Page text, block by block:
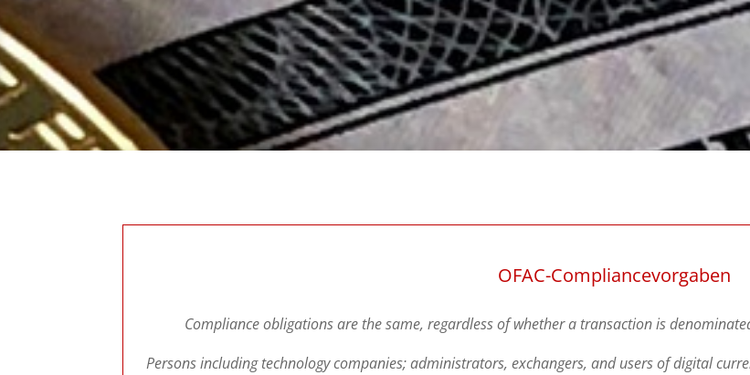
OFAC-Compliancevorgaben
Compliance obligations are the same, regardless of whether a transaction is
Persons including technology companies; administrators, exchangers, and users of digital